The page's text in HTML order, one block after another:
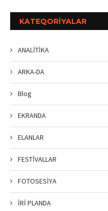
KATEQORIYALAR
ANALİTİKA
ARKA-DA
Blog
EKRANDA
ELANLAR
FESTİVALLAR
FOTOSESİYA
İRİ PLANDA